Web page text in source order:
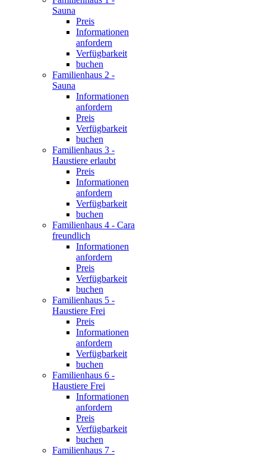
Sauna
Preis
Informationen
anfordern
Verfügbarkeit
buchen
Familienhaus 2 -
Sauna
Informationen
anfordern
Preis
Verfügbarkeit
buchen
Familienhaus 3 -
Haustiere erlaubt
Preis
Informationen
anfordern
Verfügbarkeit
buchen
Familienhaus 4 - Cara
freundlich
Informationen
anfordern
Preis
Verfügbarkeit
buchen
Familienhaus 5 -
Haustiere Frei
Preis
Informationen
anfordern
Verfügbarkeit
buchen
Familienhaus 6 -
Haustiere Frei
Informationen
anfordern
Preis
Verfügbarkeit
buchen
Familienhaus 7 -